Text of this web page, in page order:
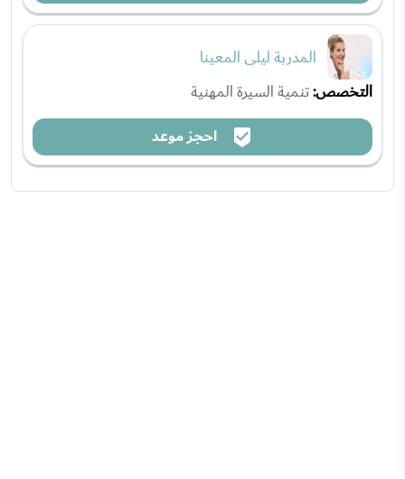
المدربة ليلى المعينا
التخصص:تنمية السيرة المهنية
احجز موعد